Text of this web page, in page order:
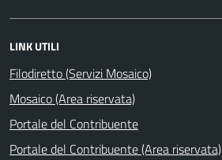
LINK UTILI
Filodiretto (Servizi Mosaico)
Mosaico (Area riservata)
Portale del Contribuente
Portale del Contribuente (Area riservata)